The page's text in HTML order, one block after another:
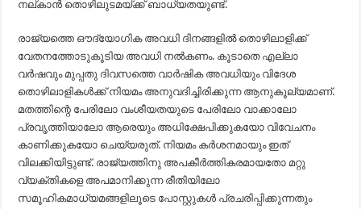
നല്കാന്‍ തൊഴിലുടമയ്ക്ക് ബാധ്യതയുണ്ട്.
രാജ്യത്തെ ഔദ്യോഗിക അവധി ദിനങ്ങളില്‍ തൊഴിലാളിക്ക്
വേതനത്തോടുകൂടിയ അവധി നല്‍കണം. കൂടാതെ എല്ലാ
വര്‍ഷവും മുപ്പതു ദിവസത്തെ വാര്‍ഷിക അവധിയും വിദേശ
തൊഴിലാളികള്‍ക്ക് നിയമം അനുവദിച്ചിരിക്കുന്ന ആനുകൂല്യമാണ്.
മതത്തിന്റെ പേരിലോ വംശീയതയുടെ പേരിലോ വാക്കാലോ
പ്രവൃത്തിയാലോ ആരെയും അധിക്ഷേപിക്കുകയോ വിവേചനം
കാണിക്കുകയോ ചെയ്യരുത്. നിയമം കര്‍ശനമായും ഇത്
വിലക്കിയിട്ടുണ്ട്. രാജ്യത്തിനു അപകീര്‍ത്തികരമായതോ മറ്റു
വ്യക്തികളെ അപമാനിക്കുന്ന രീതിയിലോ
സമൂഹികമാധ്യമങ്ങളിലൂടെ പോസ്റ്റുകള്‍ പ്രചരിപ്പിക്കുന്നതും